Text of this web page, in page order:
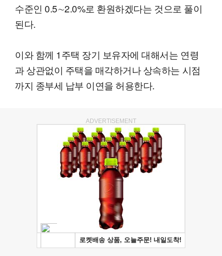
수준인 0.5∼2.0%로 환원하겠다는 것으로 풀이
된다.
이와 함께 1주택 장기 보유자에 대해서는 연령
과 상관없이 주택을 매각하거나 상속하는 시점
까지 종부세 납부 이연을 허용한다.
ADVERTISEMENT